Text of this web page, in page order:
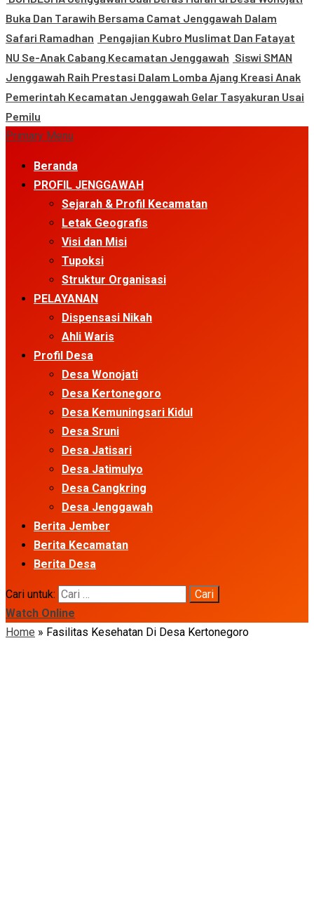
Buka Dan Tarawih Bersama Camat Jenggawah Dalam
Safari Ramadhan Pengajian Kubro Muslimat Dan Fatayat
NU Se-Anak Cabang Kecamatan Jenggawah Siswi SMAN
Jenggawah Raih Prestasi Dalam Lomba Ajang Kreasi Anak
Pemerintah Kecamatan Jenggawah Gelar Tasyakuran Usai
Pemilu
Primary Menu
Beranda
PROFIL JENGGAWAH
Sejarah & Profil Kecamatan
Letak Geografis
Visi dan Misi
Tupoksi
Struktur Organisasi
PELAYANAN
Dispensasi Nikah
Ahli Waris
Profil Desa
Desa Wonojati
Desa Kertonegoro
Desa Kemuningsari Kidul
Desa Sruni
Desa Jatisari
Desa Jatimulyo
Desa Cangkring
Desa Jenggawah
Berita Jember
Berita Kecamatan
Berita Desa
Cari untuk:
Watch Online
Home » Fasilitas Kesehatan Di Desa Kertonegoro